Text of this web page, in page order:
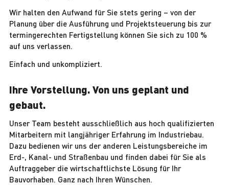
Wir halten den Aufwand für Sie stets gering – von der
Planung über die Ausführung und Projektsteuerung bis zur
termingerechten Fertigstellung können Sie sich zu 100 %
auf uns verlassen.
Einfach und unkompliziert.
Ihre Vorstellung. Von uns geplant und
gebaut.
Unser Team besteht ausschließlich aus hoch qualifizierten
Mitarbeitern mit langjähriger Erfahrung im Industriebau.
Dazu bedienen wir uns der anderen Leistungsbereiche im
Erd-, Kanal- und Straßenbau und finden dabei für Sie als
Auftraggeber die wirtschaftlichste Lösung für Ihr
Bauvorhaben. Ganz nach Ihren Wünschen.